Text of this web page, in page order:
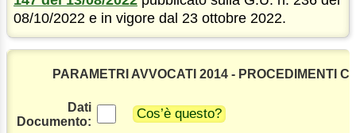
08/10/2022 e in vigore dal 23 ottobre 2022.
PARAMETRI AVVOCATI 2014 - PROCEDIMENTI
Dati
Documento:
Cos’è questo?